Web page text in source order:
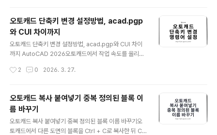
제, TEMP 폴더 꼬임, 오토캐드 설정값 손상이 겹쳐 있는
경우가 많아서 경로만 수정해도 같은 오류가 다시 뜹니다.
특히 C:\Program Files\Autodesk\... 같은 위치를 자
동저장 폴더로 잡아두면 겉으로는 폴더가 보여도 실제 쓰
기 제한 때문에 자동저장이 실패하는 일이 자주 생깁니다.
든 짧은 로컬 폴더로 바꾸는 쪽이 훨씬 안정적입니다.오토
오토캐드 단축키 변경 설정방법, acad.pgp
와 CUI 차이까지
오토캐드 단축키 변경 설정방법, acad.pgp와 CUI 차이
까지 AutoCAD 2026오토캐드에서 작업 속도를 올리려
처음에는 기본 단축키만 그대로 썼는데, 다른 프로그램과
해서 명령어 별칭을 바꾸는 방식입니다.다만 여기서 한 가
지를 먼저 구분해야 합니다. 오토캐드에서 흔히 말하는 단
축키 변경은 두 갈래로 나뉩니다.일단 명령창에 입력하는
명령어 별칭(alias)은 PGP 파일에서 바꾸고, Ctrl 조합 같
2 0 2026. 3. 27.
오토캐드 복사 붙여넣기 중복 정의된 블록 이
름 바꾸기
오토캐드 복사 붙여넣기 중복 정의된 블록 이름 바꾸기오
토캐드에서 다른 도면의 블록을 Ctrl + C로 복사한 뒤 Ctr